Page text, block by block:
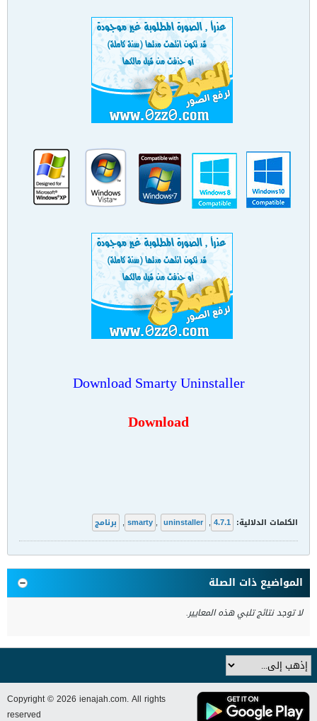
Download Smarty Uninstaller
Download
الكلمات الدلالية: 4.7.1
,
smarty , uninstaller
, برنامج
المواضيع ذات الصلة
لا توجد نتائج تلبي هذه المعايير.
Copyright © 2026 ienajah.com. All rights
reserved